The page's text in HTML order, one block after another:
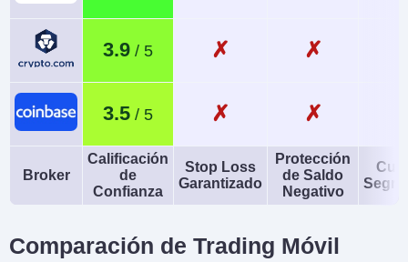
3.9 ✗ ✗
3.5 ✗ ✗
Broker
Calificación
de
Confianza
Stop Loss
Garantizado
Protección
de Saldo
Negativo
Comparación de Trading Móvil